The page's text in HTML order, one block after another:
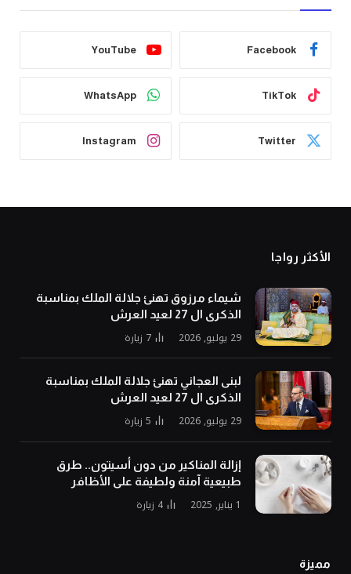
Facebook
YouTube
TikTok
WhatsApp
Twitter
Instagram
الأكثر رواجا
شيماء مرزوق تهنئ جلالة الملك بمناسبة
الذكرى ال 27 لعيد العرش
29 يوليو, 2026 7 زيارة
لبنى العجاني تهنئ جلالة الملك بمناسبة
الذكرى ال 27 لعيد العرش
29 يوليو, 2026 5 زيارة
إزالة المناكير من دون أسيتون.. طرق
طبيعية آمنة ولطيفة على الأظافر
1 يناير, 2025 4 زيارة
مميزة